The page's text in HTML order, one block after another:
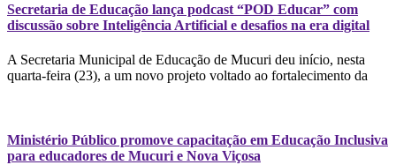
Secretaria de Educação lança podcast “POD Educar” com
discussão sobre Inteligência Artificial e desafios na era digital
A Secretaria Municipal de Educação de Mucuri deu início, nesta
quarta-feira (23), a um novo projeto voltado ao fortalecimento da
Ministério Público promove capacitação em Educação Inclusiva
para educadores de Mucuri e Nova Viçosa